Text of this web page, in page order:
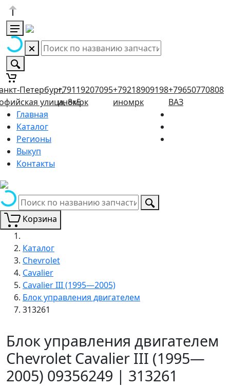
Петербург,
улица, 8к5
+79119207095
иномрк
+79218909198
иномрк
+79650770808
ВАЗ
Главная
Каталог
Регионы
Выкуп
Контакты
Корзина
Каталог
Chevrolet
Cavalier
Cavalier III (1995—2005)
Блок управления двигателем
313261
Блок управления двигателем
Chevrolet Cavalier III (1995—
2005) 09356249 | 313261